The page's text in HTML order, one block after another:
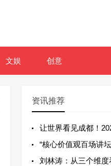
文娱 创意
资讯推荐
让世界看见成都！
“核心价值观百场讲
刘林涛：从三个维度